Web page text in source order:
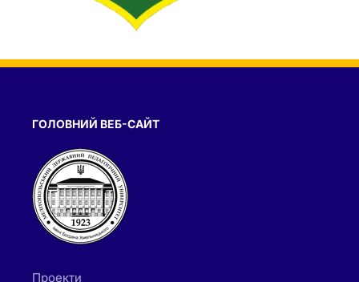
ГОЛОВНИЙ ВЕБ-САЙТ
Проекти